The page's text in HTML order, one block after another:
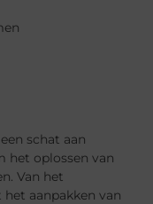
schat aan
het oplossen van
Van het
aanpakken van